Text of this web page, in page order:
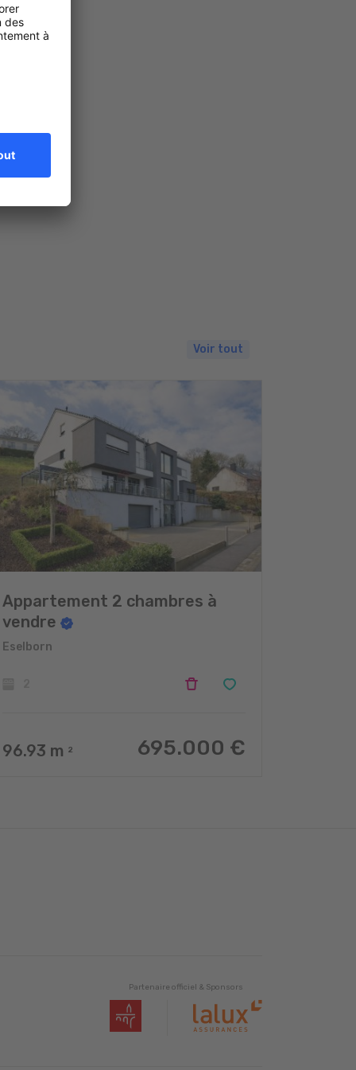
Voir tout
Appartement 2 chambres à
vendre
Eselborn
96.93 m 2 695.000 €
Partenaire officiel & Sponsors